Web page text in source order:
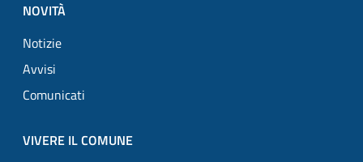
NOVITÀ
Notizie
Avvisi
Comunicati
VIVERE IL COMUNE